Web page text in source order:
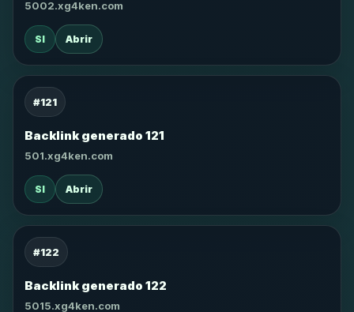
5002.xg4ken.com
SI Abrir
#121
Backlink generado 121
501.xg4ken.com
SI Abrir
#122
Backlink generado 122
5015.xg4ken.com